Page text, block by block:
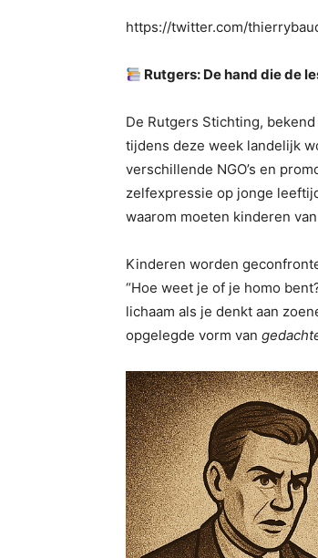
https://twitter.com/
Rutgers: De hand die de
De Rutgers Stichting,
tijdens deze week landelijk
verschillende NGO’s en
zelfexpressie op jonge
waarom moeten kinderen
Kinderen worden
“Hoe weet je of je homo
lichaam als je denkt aan
opgelegde vorm van